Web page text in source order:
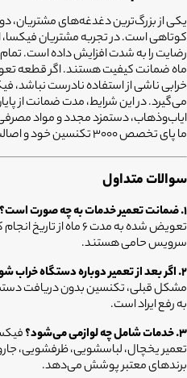
یکی از بزرگ‌ترین دغدغه‌های مشتریان،
کوتاهی است. در تجربه مشتریان فیکسا،
ماه ضمانت کیفیت هستند. اگر قطعه
خرابی ناشی از استفاده نادرست نباشد،
می‌گیرد. در این شرایط، مدت ضمانت از
ایاب‌وذهاب، دستمزد مجدد و مواد
ما پای تخصص ۳۰۰۰ تکنسین خود و اصالت قطعات مصرفی ایستاده‌ایم.
سوالات متداول
۱. ضمانت تعمیر خدمات به چه صورت است؟
تعویض شده به مدت ۶ ماه
سرویس حامی هستند.
۲. اگر بعد از تعمیر دوباره دستگاه خراب شود چه می‌شود؟
مشکل قبلی، تکنسین بدون دریافت
به رفع ایراد است.
۳. خدمات شامل چه لوازمی می‌شود؟
تعمیر یخچال، لباسشویی، ظرفشویی،
برندهای معتبر پوشش می‌دهد.